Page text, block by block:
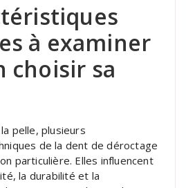
à examiner
choisir sa
pelle, plusieurs
de la dent de déroctage
particulière. Elles influencent
la durabilité et la